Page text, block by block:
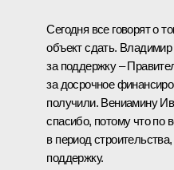
Сегодня все говорят о
объект сдать.
за поддержку –
за досрочное
получили. Вениамину
спасибо, потому что по
в период
поддержку.